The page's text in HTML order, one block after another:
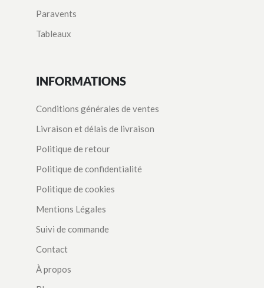
Paravents
Tableaux
INFORMATIONS
Conditions générales de ventes
Livraison et délais de livraison
Politique de retour
Politique de confidentialité
Politique de cookies
Mentions Légales
Suivi de commande
Contact
À propos